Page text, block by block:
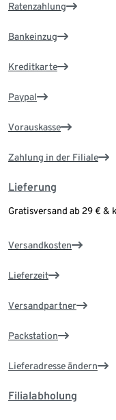
Ratenzahlung
Bankeinzug
Kreditkarte
Paypal
Vorauskasse
Zahlung in der Filiale
Lieferung
Gratisversand ab 29 € &
Versandkosten
Lieferzeit
Versandpartner
Packstation
Lieferadresse ändern
Filialabholung